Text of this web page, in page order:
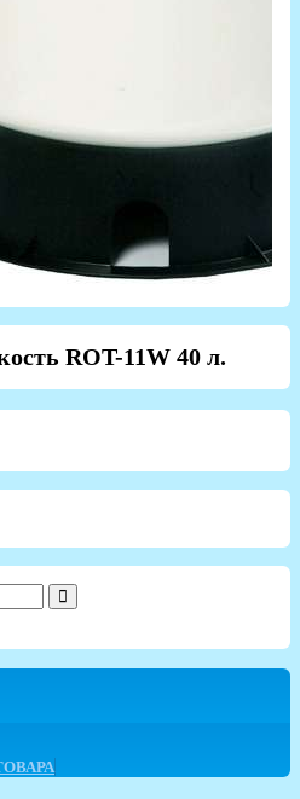
ROT-11W 40 л.